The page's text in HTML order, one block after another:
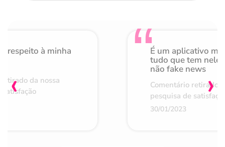
respeito à minha
da nossa
É um aplicativo
tudo que tem nele
não fake news
Comentário retirado
pesquisa de
30/01/2023
‹ ›